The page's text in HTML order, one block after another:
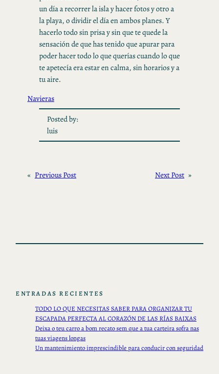
un día a recorrer la isla y hacer fotos y otro a
la playa, o dividir el día en ambos planes. Y
hacerlo todo sin prisa y sin que te quede la
sensación de que has tenido que apurar para
poder hacer todo lo que querías cuando lo que
te apetecía era estar en calma, sin horarios y a
tu aire.
Navieras
Posted by:
luis
« Previous Post Next Post »
ENTRADAS RECIENTES
TODO LO QUE NECESITAS SABER PARA ORGANIZAR TU
ESCAPADA PERFECTA AL CORAZÓN DE LAS RÍAS BAIXAS
Deixa o teu carro a bom recato sem que a tua carteira sofra nas
tuas viagens longas
Un mantenimiento imprescindible para conducir con seguridad